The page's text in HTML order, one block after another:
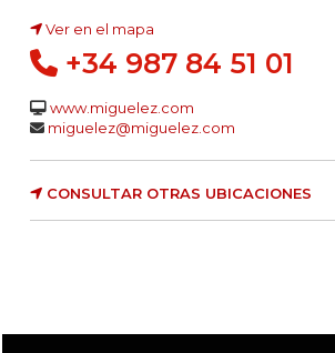
Ver en el mapa
+34 987 84 51 01
www.miguelez.com
miguelez@miguelez.com
CONSULTAR OTRAS UBICACIONES